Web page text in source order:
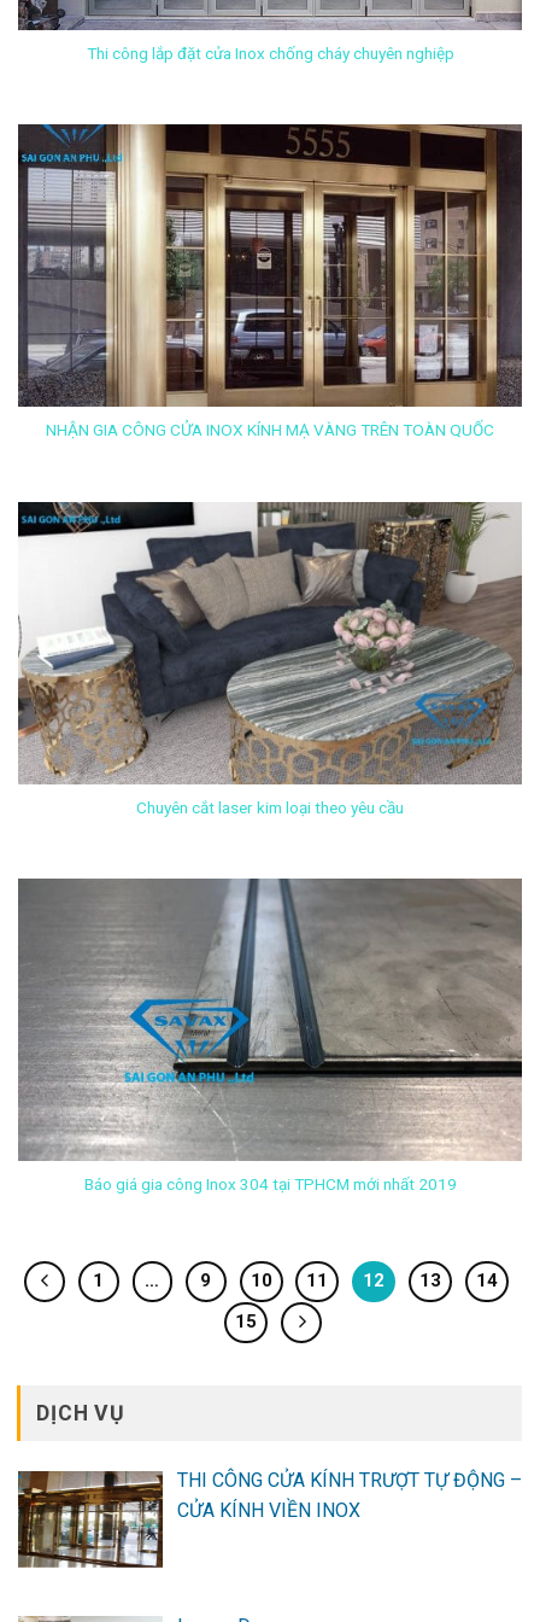
Thi công lắp đặt cửa Inox chống cháy chuyên nghiệp
NHẬN GIA CÔNG CỬA INOX KÍNH MẠ VÀNG TRÊN TOÀN QUỐC
Chuyên cắt laser kim loại theo yêu cầu
Báo giá gia công Inox 304 tại TPHCM mới nhất 2019
1 … 9 10 11 12 13
14
15
DỊCH VỤ
THI CÔNG CỬA KÍNH TRƯỢT TỰ ĐỘNG –
CỬA KÍNH VIỀN INOX